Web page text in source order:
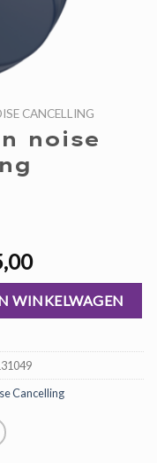
CANCELLING
noise
Huidige
prijs
is:
€ 45,00.
WINKELWAGEN
Cancelling